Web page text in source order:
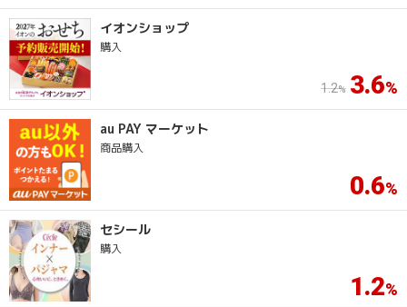
イオンショップ
購入
1.2 3.6
au PAY マーケット
商品購入
0.6
セシール
購入
1.2